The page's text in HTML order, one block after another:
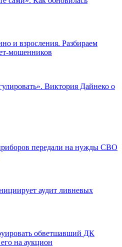
и взросления. Разбираем
мошенников
Виктория Дайнеко о
передали на нужды СВО
аудит ливневых
обветшавший ДК
на аукцион